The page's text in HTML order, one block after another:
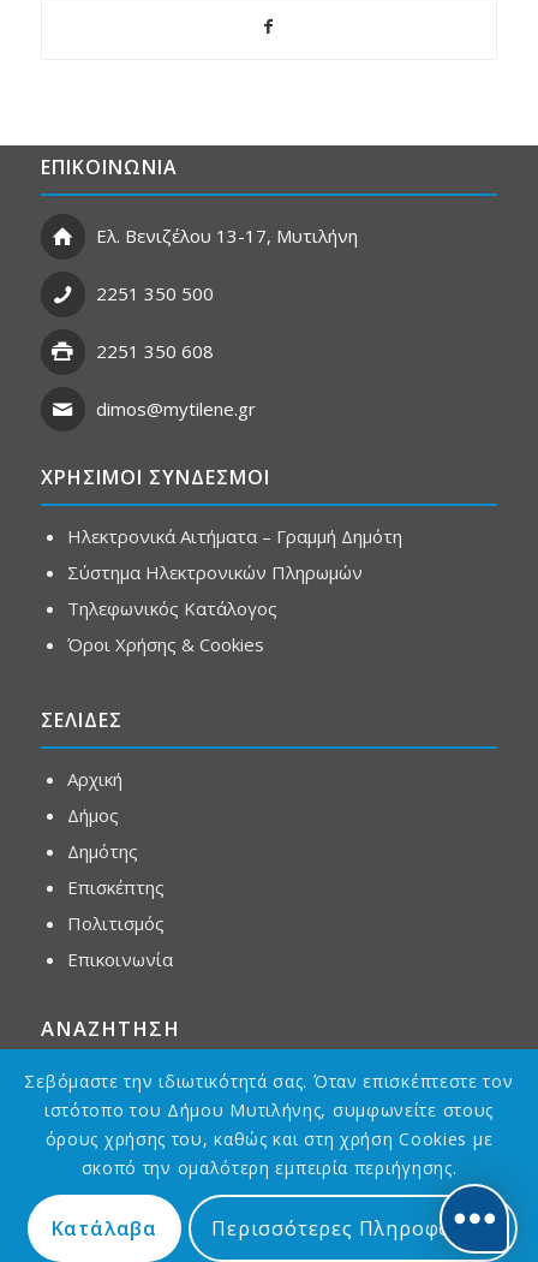
ΕΠΙΚΟΙΝΩΝΙΑ
Ελ. Βενιζέλου 13-17, Μυτιλήνη
2251 350 500
2251 350 608
dimos@mytilene.gr
ΧΡΗΣΙΜΟΙ ΣΥΝΔΕΣΜΟΙ
Ηλεκτρονικά Αιτήματα – Γραμμή Δημότη
Σύστημα Ηλεκτρονικών Πληρωμών
Τηλεφωνικός Κατάλογος
Όροι Χρήσης & Cookies
ΣΕΛΙΔΕΣ
Αρχική
Δήμος
Δημότης
Επισκέπτης
Πολιτισμός
Επικοινωνία
ΑΝΑΖΗΤΗΣΗ
Designed byAsterias GDG
Σεβόμαστε την ιδιωτικότητά σας. Όταν επισκέπτεστε τον
ιστότοπο του Δήμου Μυτιλήνης, συμφωνείτε στους
όρους χρήσης του, καθώς και στη χρήση Cookies με
σκοπό την ομαλότερη εμπειρία περιήγησης.
Κατάλαβα Περισσότερες Πληροφορίες